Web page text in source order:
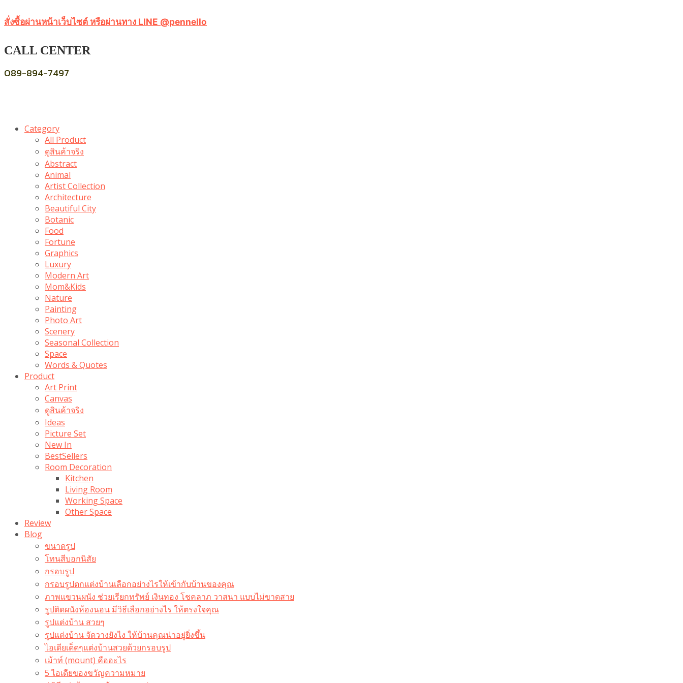
สั่งซื้อผ่านหน้าเว็บไซต์ หรือผ่านทาง LINE @pennello
CALL CENTER
089-894-7497
Category
All Product
ดูสินค้าจริง
Abstract
Animal
Artist Collection
Architecture
Beautiful City
Botanic
Food
Fortune
Graphics
Luxury
Modern Art
Mom&Kids
Nature
Painting
Photo Art
Scenery
Seasonal Collection
Space
Words & Quotes
Product
Art Print
Canvas
ดูสินค้าจริง
Ideas
Picture Set
New In
BestSellers
Room Decoration
Kitchen
Living Room
Working Space
Other Space
Review
Blog
ขนาดรูป
โทนสีบอกนิสัย
กรอบรูป
กรอบรูปตกแต่งบ้านเลือกอย่างไรให้เข้ากับบ้านของคุณ
ภาพแขวนผนัง ช่วยเรียกทรัพย์ เงินทอง โชคลาภ วาสนา แบบไม่ขาดสาย
รูปติดผนังห้องนอน มีวิธีเลือกอย่างไร ให้ตรงใจคุณ
รูปแต่งบ้าน สวยๆ
รูปแต่งบ้าน จัดวางยังไง ให้บ้านคุณน่าอยู่ยิ่งขึ้น
ไอเดียเด็ดๆแต่งบ้านสวยด้วยกรอบรูป
เม้าท์ (mount) คืออะไร​
5 ไอเดียของขวัญความหมาย